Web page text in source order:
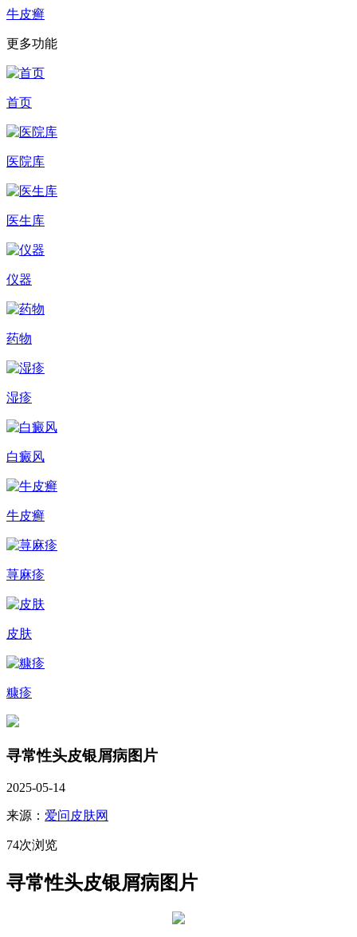
牛皮癣
更多功能
首页
医院库
医生库
仪器
药物
湿疹
白癜风
牛皮癣
荨麻疹
皮肤
糠疹
寻常性头皮银屑病图片
2025-05-14
来源： 爱问皮肤网
74次浏览
寻常性头皮银屑病图片